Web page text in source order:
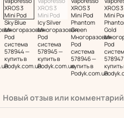
Новый отзыв или комментарий